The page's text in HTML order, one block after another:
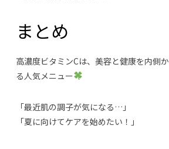
まとめ
高濃度ビタミンCは、美容と健康を内側
る人気メニュー
「最近肌の調子が気になる…」
「夏に向けてケアを始めたい！」